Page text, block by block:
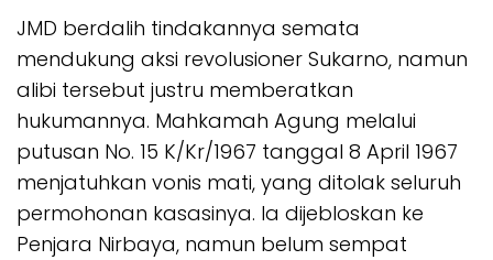
JMD berdalih tindakannya semata
mendukung aksi revolusioner Sukarno, namun
alibi tersebut justru memberatkan
hukumannya. Mahkamah Agung melalui
putusan No. 15 K/Kr/1967 tanggal 8 April 1967
menjatuhkan vonis mati, yang ditolak seluruh
permohonan kasasinya. Ia dijebloskan ke
Penjara Nirbaya, namun belum sempat